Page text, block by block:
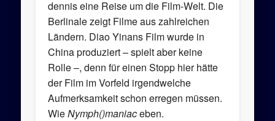
dennis eine Reise um die Film-Welt. Die
Berlinale zeigt Filme aus zahlreichen
Ländern. Diao Yinans Film wurde in
China produziert – spielt aber keine
Rolle –, denn für einen Stopp hier hätte
der Film im Vorfeld irgendwelche
Aufmerksamkeit schon erregen müssen.
WieNymph()maniaceben.